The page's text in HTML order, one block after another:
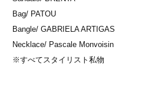
Bag/ PATOU
Bangle/ GABRIELA ARTIGAS
Necklace/ Pascale Monvoisin
※すべてスタイリスト私物